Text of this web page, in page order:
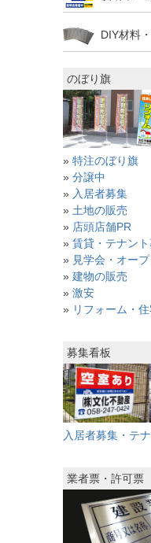
DIY材料
のぼり旗
» 特注のぼり旗
» 分譲中
» 入居者募集
» 土地の販売
» 店頭店舗PR
» 賃貸・テナン
» 見学会・オー
» 建物の販売
» 激安
» リフォーム・
募集看板
入居者募集・テ
業者票・許可票